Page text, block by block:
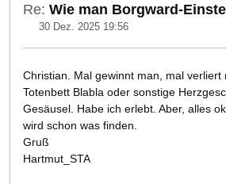
Re: Wie man Borgward-
30 Dez. 2025 19:56
Christian. Mal gewinnt man, mal verliert
Totenbett Blabla oder sonstige
Gesäusel. Habe ich erlebt. Aber, alles
wird schon was finden.
Gruß
Hartmut_STA